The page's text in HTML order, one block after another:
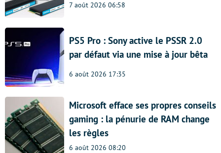
7 août 2026 06:58
PS5 Pro : Sony active le PSSR 2.0
par défaut via une mise à jour bêta
6 août 2026 17:35
Microsoft efface ses propres conseils
gaming : la pénurie de RAM change
les règles
6 août 2026 08:20